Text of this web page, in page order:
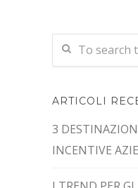
ARTICOLI
3
INCENTIVE